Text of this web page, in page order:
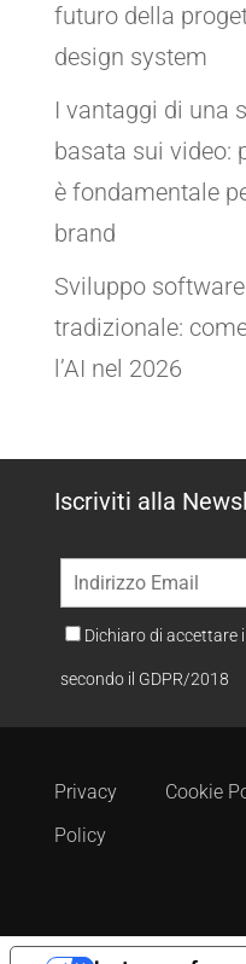
futuro della
design system
I vantaggi di una
basata sui video:
è fondamentale
brand
Sviluppo
tradizionale:
l’AI nel 2026
Iscriviti alla
Dichiaro di accettare
secondo il GDPR/2018
Privacy Cookie
Policy